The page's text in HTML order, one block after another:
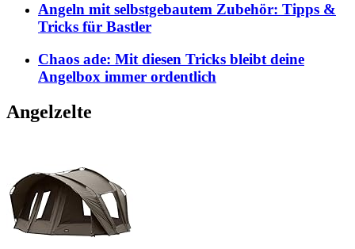
Angeln mit selbstgebautem Zubehör: Tipps &
Tricks für Bastler
Chaos ade: Mit diesen Tricks bleibt deine
Angelbox immer ordentlich
Angelzelte